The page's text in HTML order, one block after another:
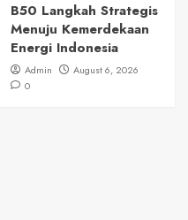
B50 Langkah Strategis
Menuju Kemerdekaan
Energi Indonesia
Admin
August 6, 2026
0